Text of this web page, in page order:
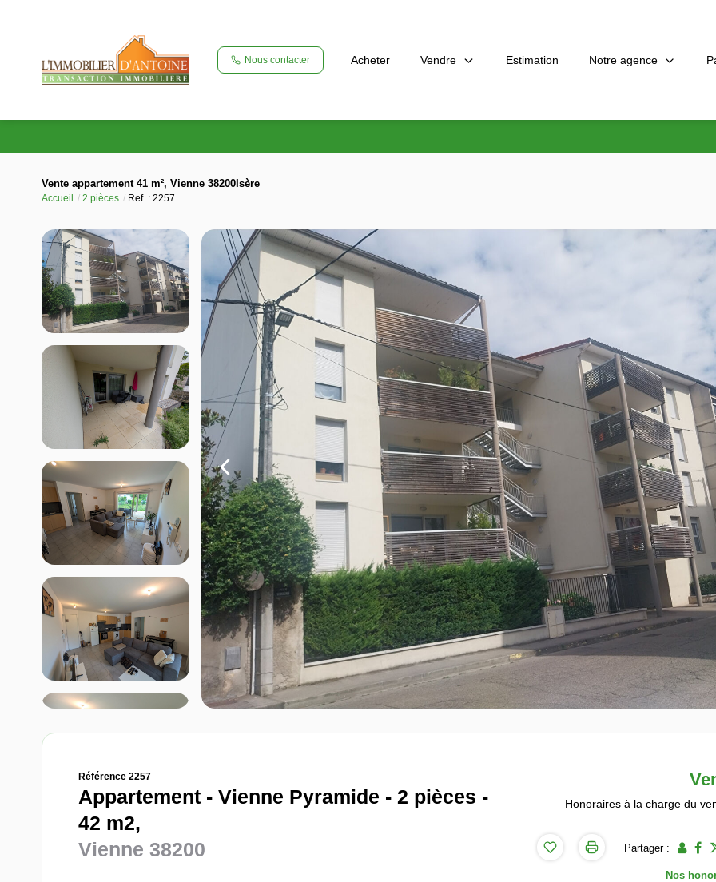
Nous contacter Acheter Vendre Estimation Notre agence
Vente appartement 41 m², Vienne 38200Isère
Accueil 2 pièces Ref. : 2257
Référence 2257
Appartement - Vienne Pyramide - 2 pièces -
42 m2,
Vienne 38200
Honoraires à la charge du
Partager :
Nos